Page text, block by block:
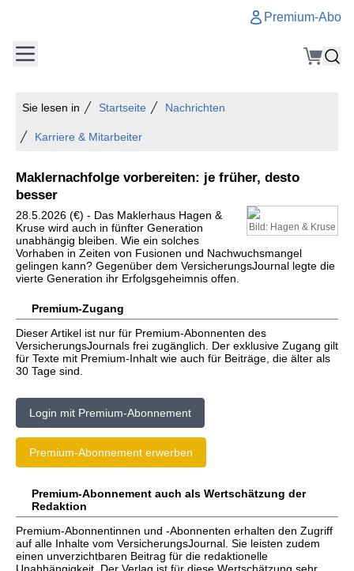
Premium-Abo
Sie lesen in Startseite Nachrichten
Karriere & Mitarbeiter
Maklernachfolge vorbereiten: je früher, desto
besser
Bild: Hagen & Kruse
28.5.2026 (€) - Das Maklerhaus Hagen &
Kruse wird auch in fünfter Generation
unabhängig bleiben. Wie ein solches
Vorhaben in Zeiten von Fusionen und Nachwuchsmangel
gelingen kann? Gegenüber dem VersicherungsJournal legte die
vierte Generation ihr Erfolgsgeheimnis offen.
Premium-Zugang
Dieser Artikel ist nur für Premium-Abonnenten des
VersicherungsJournals frei zugänglich. Der exklusive Zugang gilt
für Texte mit Premium-Inhalt wie auch für Beiträge, die älter als
30 Tage sind.
Login mit Premium-Abonnement
Premium-Abonnement erwerben
Premium-Abonnement auch als Wertschätzung der
Redaktion
Premium-Abonnentinnen und -Abonnenten erhalten den Zugriff
auf alle Inhalte vom VersicherungsJournal. Sie leisten zudem
einen unverzichtbaren Beitrag für die redaktionelle